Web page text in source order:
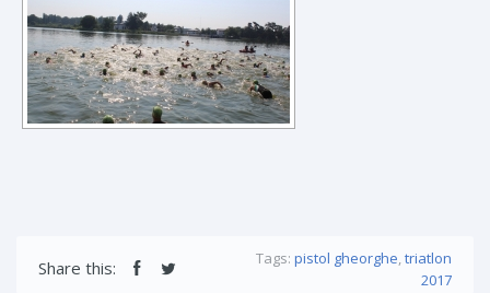
Share this: Tags: pistol gheorghe,triatlon
2017